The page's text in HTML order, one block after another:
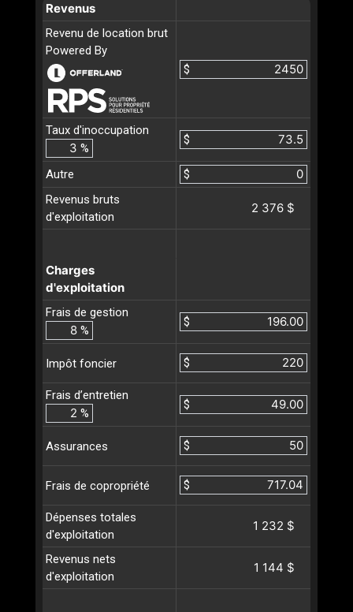
Revenus
Revenu de location brut
Powered By
$
Taux d'inoccupation
%
$
Autre
$
Revenus bruts
d'exploitation
2 376 $
Charges
d'exploitation
Frais de gestion
%
$
Impôt foncier $
Frais d’entretien
%
$
Assurances $
Frais de copropriété $
Dépenses totales
d'exploitation
1 232 $
Revenus nets
d'exploitation
1 144 $